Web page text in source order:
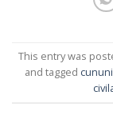
This entry was
and tagged